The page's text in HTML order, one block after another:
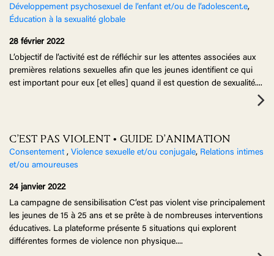
Développement psychosexuel de l’enfant et/ou de l’adolescent.e,
Éducation à la sexualité globale
28 février 2022
L’objectif de l’activité est de réfléchir sur les attentes associées aux
premières relations sexuelles afin que les jeunes identifient ce qui
est important pour eux [et elles] quand il est question de sexualité....
C’EST PAS VIOLENT • GUIDE D’ANIMATION
Consentement , Violence sexuelle et/ou conjugale, Relations intimes
et/ou amoureuses
24 janvier 2022
La campagne de sensibilisation C’est pas violent vise principalement
les jeunes de 15 à 25 ans et se prête à de nombreuses interventions
éducatives. La plateforme présente 5 situations qui explorent
différentes formes de violence non physique....